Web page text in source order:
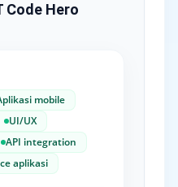
Code Hero
mobile
UI/UX
API integration
aplikasi